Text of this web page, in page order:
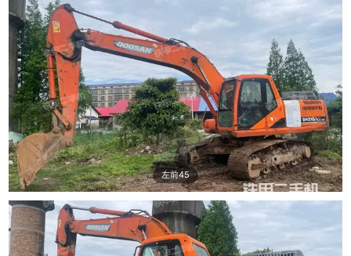
左前45